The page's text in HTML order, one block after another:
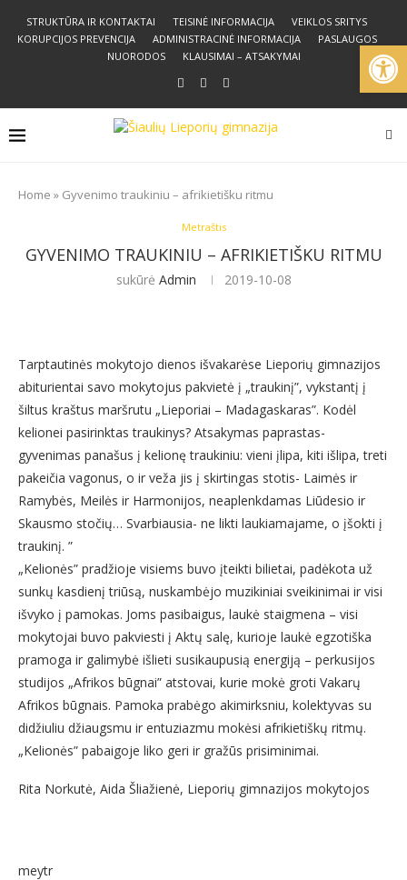
STRUKTŪRA IR KONTAKTAI TEISINĖ INFORMACIJA
VEIKLOS SRITYS
KORUPCIJOS PREVENCIJA
ADMINISTRACINĖ INFORMACIJA
PASLAUGOS
NUORODOS
KLAUSIMAI – ATSAKYMAI
Home » Gyvenimo traukiniu – afrikietišku ritmu
Metraštis
GYVENIMO TRAUKINIU – AFRIKIETIŠKU RITMU
sukūrė Admin 2019-10-08
Tarptautinės mokytojo dienos išvakarėse Lieporių gimnazijos
abiturientai savo mokytojus pakvietė į „traukinį”, vykstantį į
šiltus kraštus maršrutu „Lieporiai – Madagaskaras”. Kodėl
kelionei pasirinktas traukinys? Atsakymas paprastas-
gyvenimas panašus į kelionę traukiniu: vieni įlipa, kiti išlipa, treti
pakeičia vagonus, o ir veža jis į skirtingas stotis- Laimės ir
Ramybės, Meilės ir Harmonijos, neaplenkdamas Liūdesio ir
Skausmo stočių… Svarbiausia- ne likti laukiamajame, o įšokti į
traukinį. ”
„Kelionės” pradžioje visiems buvo įteikti bilietai, padėkota už
sunkų kasdienį triūsą, nuskambėjo muzikiniai sveikinimai ir visi
išvyko į pamokas. Joms pasibaigus, laukė staigmena – visi
mokytojai buvo pakviesti į Aktų salę, kurioje laukė egzotiška
pramoga ir galimybė išlieti susikaupusią energiją – perkusijos
studijos „Afrikos būgnai” atstovai, kurie mokė groti Vakarų
Afrikos būgnais. Pamoka prabėgo akimirksniu, kolektyvas su
didžiuliu džiaugsmu ir entuziazmu mokėsi afrikietiškų ritmų.
„Kelionės” pabaigoje liko geri ir gražūs prisiminimai.
Rita Norkutė, Aida Šliažienė, Lieporių gimnazijos mokytojos
meytr